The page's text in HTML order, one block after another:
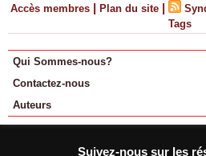
Accès membres | Plan du site |
Tags
Qui Sommes-nous?
Contactez-nous
Auteurs
Suivez-nous sur les